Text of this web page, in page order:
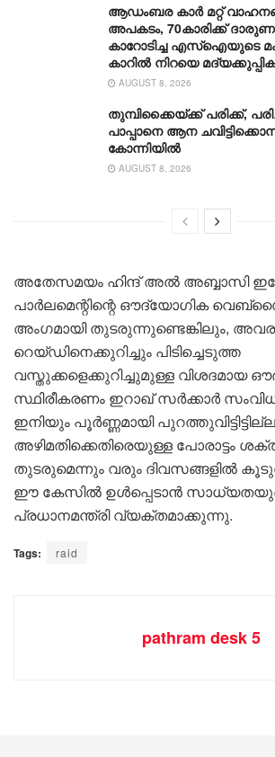
ആഡംബര കാര്‍ മറ്റ്
അപകടം, 70കാരിക്ക്
കാറോടിച്ച എസ്ഐയുടെ
കാറില്‍ നിറയെ
AUGUST 8, 2026
തുമ്പിക്കൈയ്ക്ക് പരിക്ക്,
പാപ്പാനെ ആന
കോന്നിയിൽ
AUGUST 8, 2026
അതേസമയം ഹിന്ദ് അൽ അബ്ബാസി
പാർലമെന്റിന്റെ ഔദ്യോഗിക
അംഗമായി തുടരുന്നുണ്ടെങ്കിലും,
റെയ്ഡിനെക്കുറിച്ചും പിടിച്ചെടുത്ത
വസ്തുക്കളെക്കുറിച്ചുമുള്ള വിശദമായ
സ്ഥിരീകരണം ഇറാഖ് സർക്കാർ
ഇനിയും പൂർണ്ണമായി
അഴിമതിക്കെതിരെയുള്ള പോരാട്ടം
തുടരുമെന്നും വരും ദിവസങ്ങളിൽ
ഈ കേസിൽ ഉൾപ്പെടാൻ
പ്രധാനമന്ത്രി വ്യക്തമാക്കുന്നു.
Tags: raid
pathram desk 5